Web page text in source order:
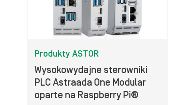
Produkty ASTOR
Wysokowydajne sterowniki
PLC Astraada One Modular
oparte na Raspberry Pi®